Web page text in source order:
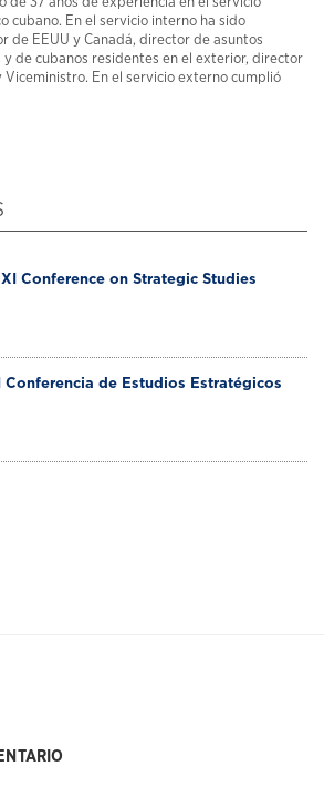
cubano. En el servicio interno ha sido
de EEUU y Canadá, director de asuntos
y de cubanos residentes en el exterior, director
En el servicio externo cumplió
XI Conference on Strategic Studies
Conferencia de Estudios Estratégicos